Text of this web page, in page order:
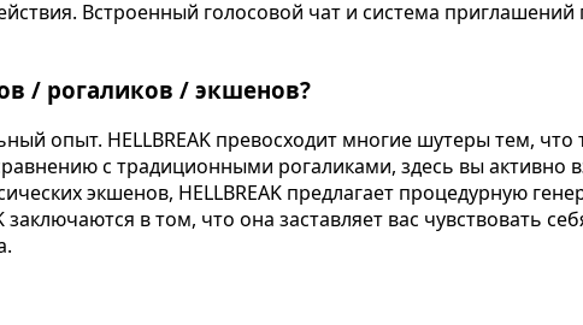
Встроенный голосовой чат и система приглашений
/ рогаликов / экшенов?
опыт. HELLBREAK превосходит многие шутеры тем,
с традиционными рогаликами, здесь вы активно
экшенов, HELLBREAK предлагает процедурную
в том, что она заставляет вас чувствовать